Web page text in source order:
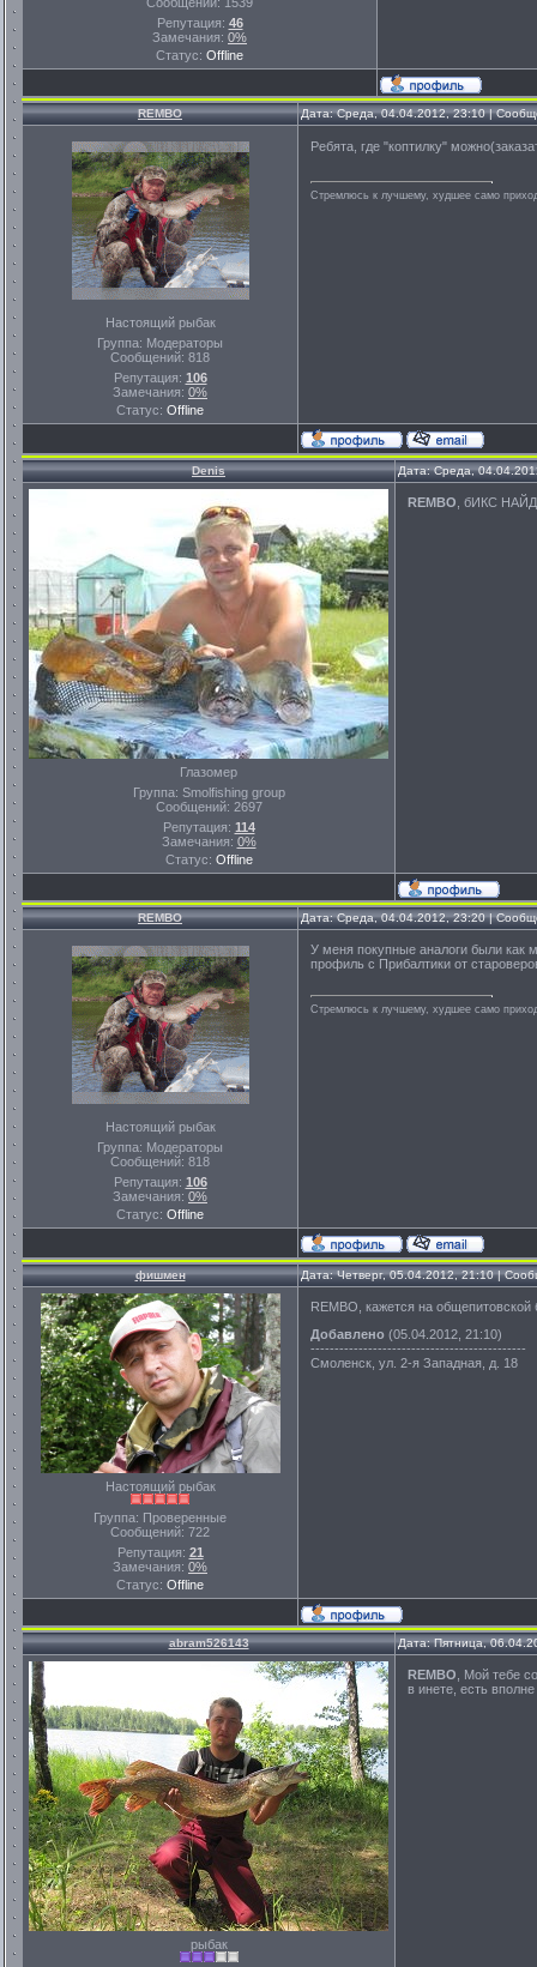
Репутация: 46
Замечания: 0%
Статус: Offline
REMBO Дата: Среда, 04.04.2012, 23:10 |
Настоящий рыбак
Группа: Модераторы
Сообщений: 818
Репутация: 106
Замечания: 0%
Статус: Offline
Ребята, где "коптилку"
Стремлюсь к лучшему, худшее само
Denis Дата: Среда,
Глазомер
Группа: Smolfishing group
Сообщений: 2697
Репутация: 114
Замечания: 0%
Статус: Offline
REMBO , бИКС
REMBO Дата: Среда, 04.04.2012, 23:20 |
Настоящий рыбак
Группа: Модераторы
Сообщений: 818
Репутация: 106
Замечания: 0%
Статус: Offline
У меня покупные аналоги были как
профиль с Прибалтики от
Стремлюсь к лучшему, худшее само
фишмен Дата: Четверг, 05.04.2012, 21:10 |
Настоящий рыбак
Группа: Проверенные
Сообщений: 722
Репутация: 21
Замечания: 0%
Статус: Offline
REMBO, кажется на общепитовской
Добавлено (05.04.2012, 21:10)
---------------------------------------------
Смоленск, ул. 2-я Западная, д. 18
abram526143 Дата: Пятница,
рыбак
REMBO , Мой тебе
в инете, есть